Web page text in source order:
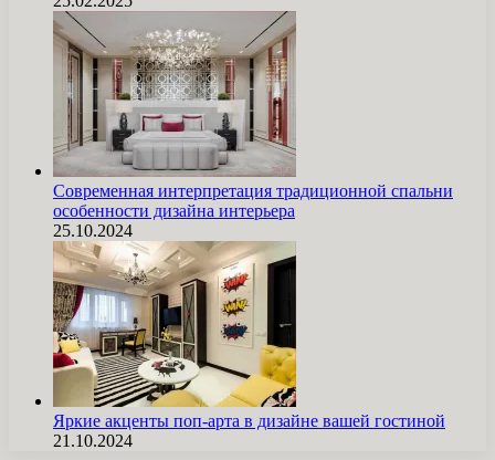
Современная интерпретация традиционной спальни
особенности дизайна интерьера
25.10.2024
Яркие акценты поп-арта в дизайне вашей гостиной
21.10.2024